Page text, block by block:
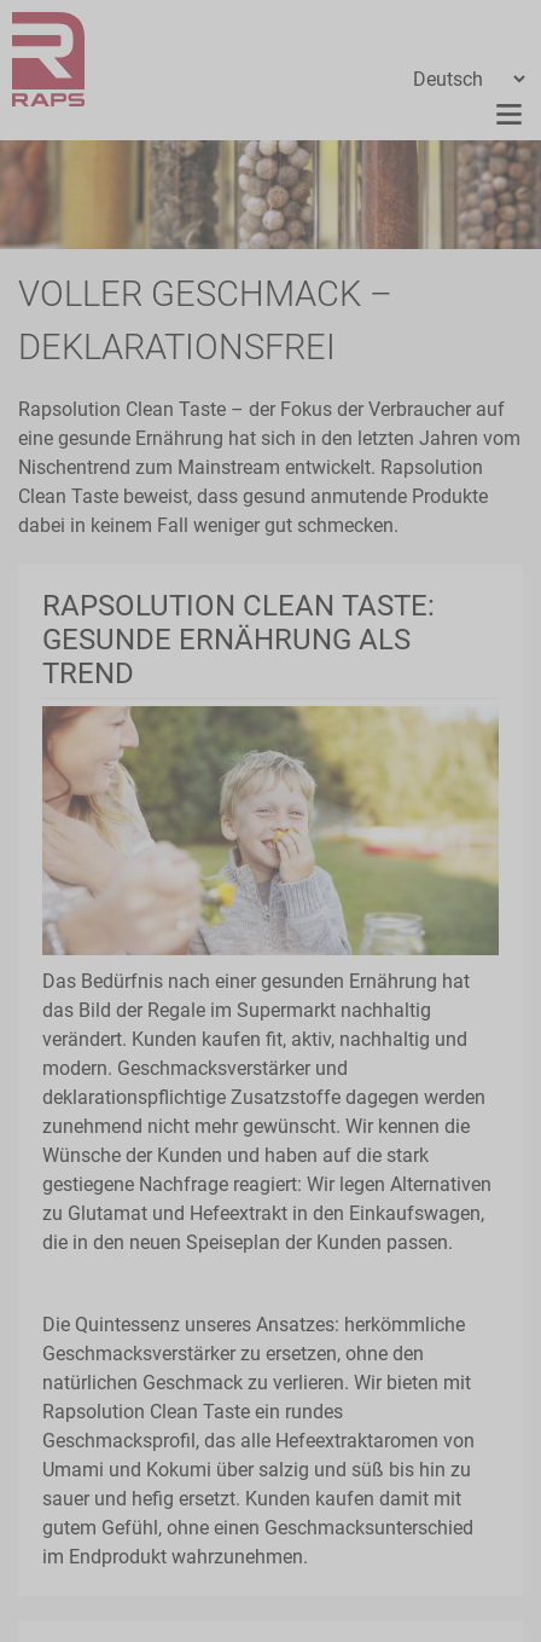
VOLLER GESCHMACK –
DEKLARATIONSFREI
Rapsolution Clean Taste – der Fokus der Verbraucher auf
eine gesunde Ernährung hat sich in den letzten Jahren vom
Nischentrend zum Mainstream entwickelt. Rapsolution
Clean Taste beweist, dass gesund anmutende Produkte
dabei in keinem Fall weniger gut schmecken.
RAPSOLUTION CLEAN TASTE:
GESUNDE ERNÄHRUNG ALS
TREND
Das Bedürfnis nach einer gesunden Ernährung hat
das Bild der Regale im Supermarkt nachhaltig
verändert. Kunden kaufen fit, aktiv, nachhaltig und
modern. Geschmacksverstärker und
deklarationspflichtige Zusatzstoffe dagegen werden
zunehmend nicht mehr gewünscht. Wir kennen die
Wünsche der Kunden und haben auf die stark
gestiegene Nachfrage reagiert: Wir legen Alternativen
zu Glutamat und Hefeextrakt in den Einkaufswagen,
die in den neuen Speiseplan der Kunden passen.
Die Quintessenz unseres Ansatzes: herkömmliche
Geschmacksverstärker zu ersetzen, ohne den
natürlichen Geschmack zu verlieren. Wir bieten mit
Rapsolution Clean Taste ein rundes
Geschmacksprofil, das alle Hefeextraktaromen von
Umami und Kokumi über salzig und süß bis hin zu
sauer und hefig ersetzt. Kunden kaufen damit mit
gutem Gefühl, ohne einen Geschmacksunterschied
im Endprodukt wahrzunehmen.